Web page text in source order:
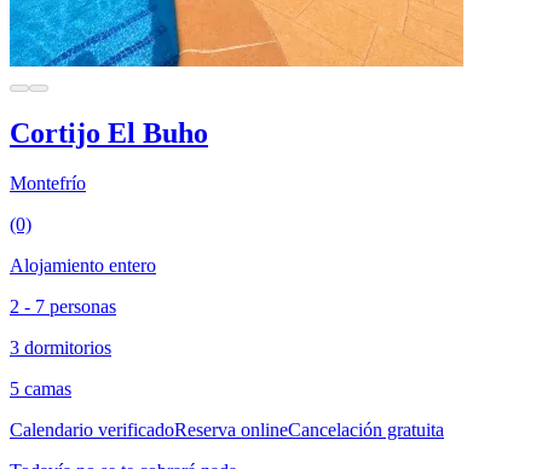
Cortijo El Buho
Montefrío
(0)
Alojamiento entero
2 - 7 personas
3 dormitorios
5 camas
Calendario verificadoReserva onlineCancelación gratuita